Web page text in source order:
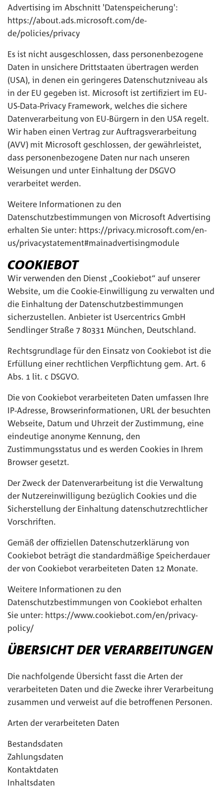
Advertising im Abschnitt 'Datenspeicherung':
https://about.ads.microsoft.com/de-
de/policies/privacy
Es ist nicht ausgeschlossen, dass personenbezogene
Daten in unsichere Drittstaaten übertragen werden
(USA), in denen ein geringeres Datenschutzniveau als
in der EU gegeben ist. Microsoft ist zertifiziert im EU-
US-Data-Privacy Framework, welches die sichere
Datenverarbeitung von EU-Bürgern in den USA regelt.
Wir haben einen Vertrag zur Auftragsverarbeitung
(AVV) mit Microsoft geschlossen, der gewährleistet,
dass personenbezogene Daten nur nach unseren
Weisungen und unter Einhaltung der DSGVO
verarbeitet werden.
Weitere Informationen zu den
Datenschutzbestimmungen von Microsoft Advertising
erhalten Sie unter: https://privacy.microsoft.com/en-
us/privacystatement#mainadvertisingmodule
COOKIEBOT
Wir verwenden den Dienst „Cookiebot“ auf unserer
Website, um die Cookie-Einwilligung zu verwalten und
die Einhaltung der Datenschutzbestimmungen
sicherzustellen. Anbieter ist Usercentrics GmbH
Sendlinger Straße 7 80331 München, Deutschland.
Rechtsgrundlage für den Einsatz von Cookiebot ist die
Erfüllung einer rechtlichen Verpflichtung gem. Art. 6
Abs. 1 lit. c DSGVO.
Die von Cookiebot verarbeiteten Daten umfassen Ihre
IP-Adresse, Browserinformationen, URL der besuchten
Webseite, Datum und Uhrzeit der Zustimmung, eine
eindeutige anonyme Kennung, den
Zustimmungsstatus und es werden Cookies in Ihrem
Browser gesetzt.
Der Zweck der Datenverarbeitung ist die Verwaltung
der Nutzereinwilligung bezüglich Cookies und die
Sicherstellung der Einhaltung datenschutzrechtlicher
Vorschriften.
Gemäß der offiziellen Datenschutzerklärung von
Cookiebot beträgt die standardmäßige Speicherdauer
der von Cookiebot verarbeiteten Daten 12 Monate.
Weitere Informationen zu den
Datenschutzbestimmungen von Cookiebot erhalten
Sie unter: https://www.cookiebot.com/en/privacy-
policy/
ÜBERSICHT DER VERARBEITUNGEN
Die nachfolgende Übersicht fasst die Arten der
verarbeiteten Daten und die Zwecke ihrer Verarbeitung
zusammen und verweist auf die betroffenen Personen.
Arten der verarbeiteten Daten
Bestandsdaten
Zahlungsdaten
Kontaktdaten
Inhaltsdaten